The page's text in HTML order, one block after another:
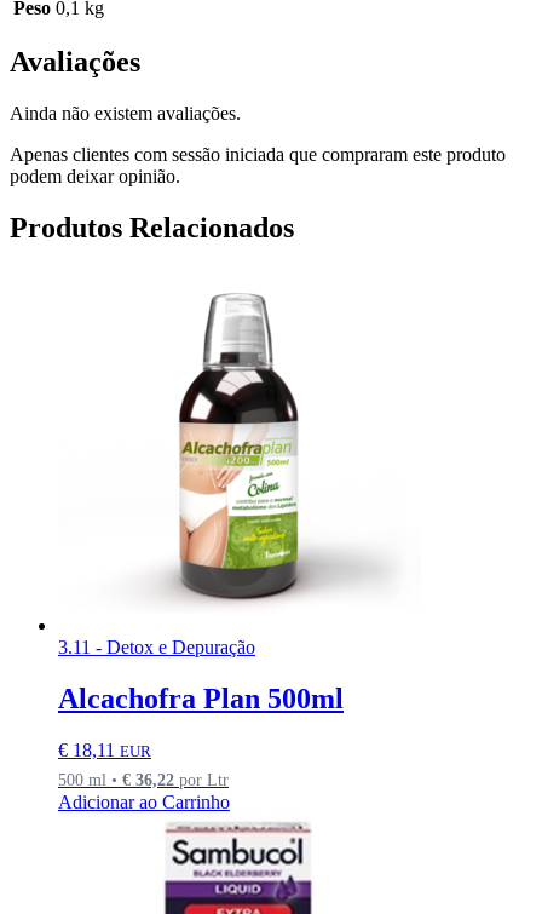
Peso 0,1 kg
Avaliações
Ainda não existem avaliações.
Apenas clientes com sessão iniciada que compraram este produto
podem deixar opinião.
Produtos Relacionados
3.11 - Detox e Depuração
Alcachofra Plan 500ml
€ 18,11 EUR
500 ml • € 36,22 por Ltr
Adicionar ao Carrinho